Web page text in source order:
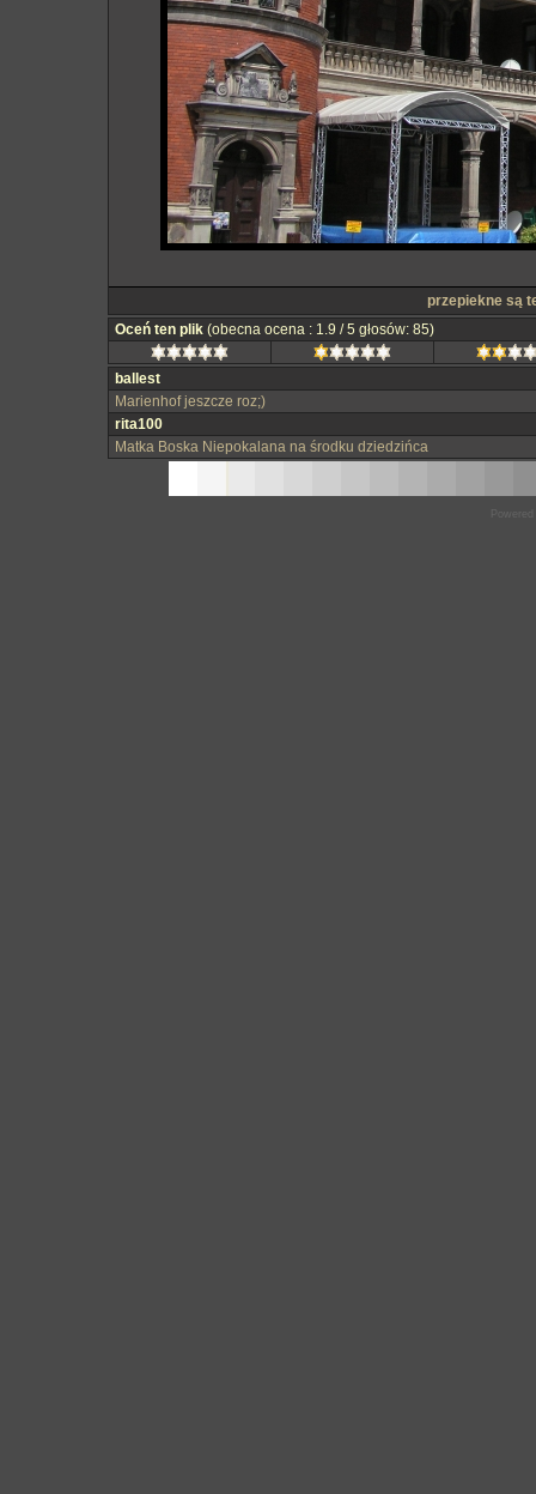
przepiekne są
Oceń ten plik (obecna ocena : 1.9 / 5 głosów: 85)
ballest
Marienhof jeszcze roz;)
rita100
Matka Boska Niepokalana na środku dziedzińca